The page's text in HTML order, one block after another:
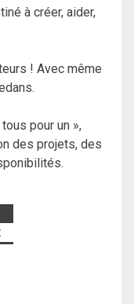
à créer, aider,
! Avec même
pour un »,
des projets, des